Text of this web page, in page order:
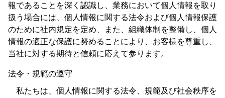
報であることを深く認識し、業務において個人情報を取り
扱う場合には、個人情報に関する法令および個人情報保護
のために社内規定を定め、また、組織体制を整備し、個人
情報の適正な保護に努めることにより、お客様を尊重し、
当社に対する期待と信頼に応えて参ります。
法令・規範の遵守
私たちは、個人情報に関する法令、規範及び社会秩序を